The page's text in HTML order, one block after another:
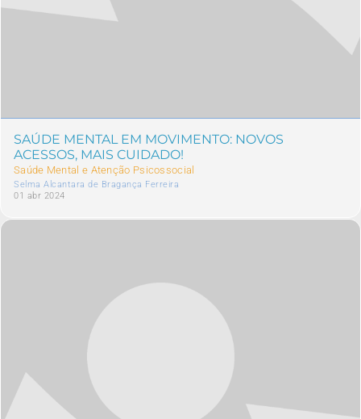
SAÚDE MENTAL EM MOVIMENTO: NOVOS
ACESSOS, MAIS CUIDADO!
Saúde Mental e Atenção Psicossocial
Selma Alcantara de Bragança Ferreira
01 abr 2024